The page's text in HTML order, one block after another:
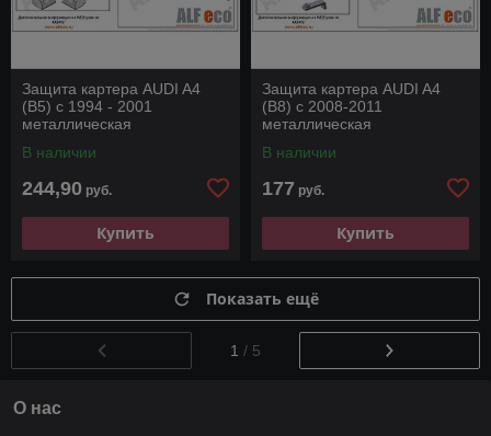
Защита картера AUDI A4
(B5) с 1994 - 2001
металлическая
В наличии
244,90 руб.
Купить
Защита картера AUDI A4
(B8) с 2008-2011
металлическая
В наличии
177 руб.
Купить
Показать ещё
1 / 5
О нас